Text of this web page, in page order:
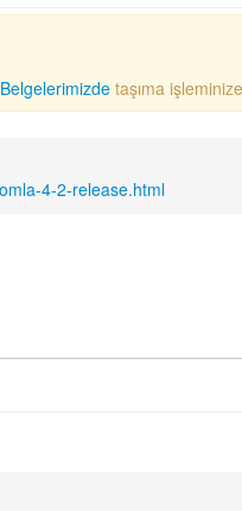
taşıma
4-2-release.html